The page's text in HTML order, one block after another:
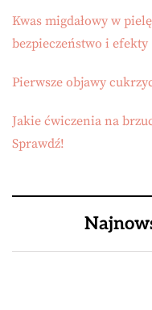
Kwas migdałowy w
bezpieczeństwo i efekty
Pierwsze objawy
Jakie ćwiczenia na
Sprawdź!